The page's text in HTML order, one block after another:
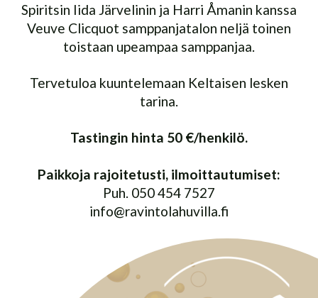
Spiritsin Iida Järvelinin ja Harri Åmanin kanssa
Veuve Clicquot samppanjatalon neljä toinen
toistaan upeampaa samppanjaa.
Tervetuloa kuuntelemaan Keltaisen lesken
tarina.
Tastingin hinta 50 €/henkilö.
Paikkoja rajoitetusti, ilmoittautumiset:
Puh. 050 454 7527
info@ravintolahuvilla.fi